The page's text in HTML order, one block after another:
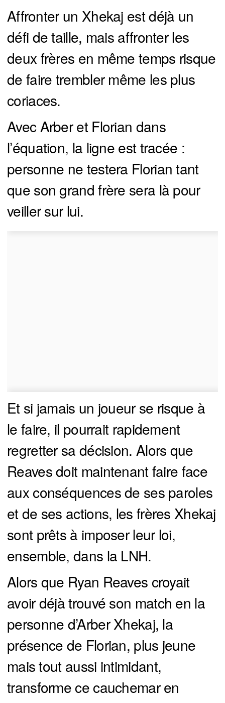
Affronter un Xhekaj est déjà un
défi de taille, mais affronter les
deux frères en même temps risque
de faire trembler même les plus
coriaces.
Avec Arber et Florian dans
l’équation, la ligne est tracée :
personne ne testera Florian tant
que son grand frère sera là pour
veiller sur lui.
Et si jamais un joueur se risque à
le faire, il pourrait rapidement
regretter sa décision. Alors que
Reaves doit maintenant faire face
aux conséquences de ses paroles
et de ses actions, les frères Xhekaj
sont prêts à imposer leur loi,
ensemble, dans la LNH.
Alors que Ryan Reaves croyait
avoir déjà trouvé son match en la
personne d’Arber Xhekaj, la
présence de Florian, plus jeune
mais tout aussi intimidant,
transforme ce cauchemar en